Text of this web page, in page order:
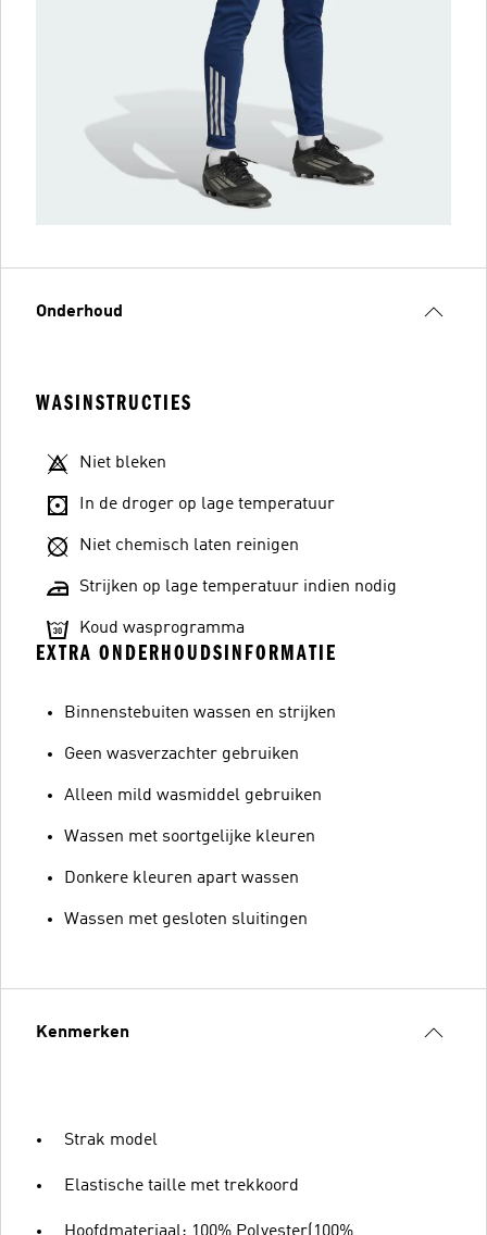
Onderhoud
WASINSTRUCTIES
Niet bleken
In de droger op lage temperatuur
Niet chemisch laten reinigen
Strijken op lage temperatuur indien nodig
Koud wasprogramma
EXTRA ONDERHOUDSINFORMATIE
Binnenstebuiten wassen en strijken
Geen wasverzachter gebruiken
Alleen mild wasmiddel gebruiken
Wassen met soortgelijke kleuren
Donkere kleuren apart wassen
Wassen met gesloten sluitingen
Kenmerken
Strak model
Elastische taille met trekkoord